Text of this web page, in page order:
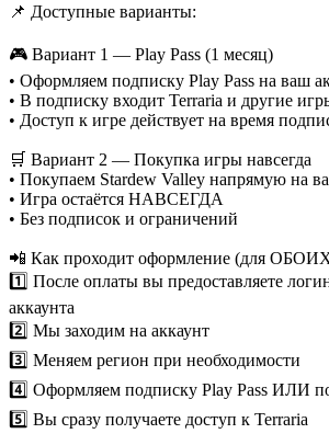
📌 Доступные варианты:
🎮 Вариант 1 — Play Pass (1 месяц)
• Оформляем подписку Play Pass на ваш
• В подписку входит Terraria и другие
• Доступ к игре действует на время
🛒 Вариант 2 — Покупка игры навсегда
• Покупаем Stardew Valley напрямую на
• Игра остаётся НАВСЕГДА
• Без подписок и ограничений
📲 Как проходит оформление (для
1️⃣ После оплаты вы предоставляете
аккаунта
2️⃣ Мы заходим на аккаунт
3️⃣ Меняем регион при необходимости
4️⃣ Оформляем подписку Play Pass ИЛИ
5️⃣ Вы сразу получаете доступ к Terraria